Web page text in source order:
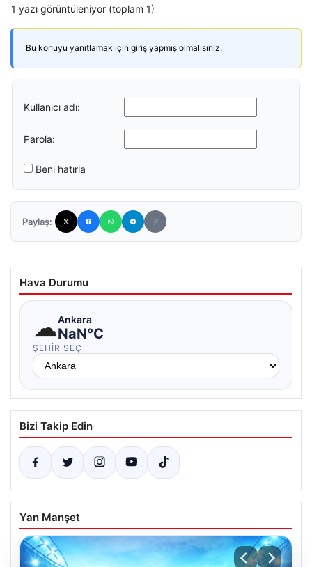
1 yazı görüntüleniyor (toplam 1)
Bu konuyu yanıtlamak için giriş yapmış olmalısınız.
Kullanıcı adı:
Parola:
Beni hatırla
Paylaş:
Hava Durumu
☁Ankara
NaN°C
ŞEHIR SEÇ
Bizi Takip Edin
Yan Manşet